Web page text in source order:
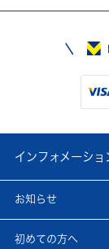
インフォメーショ
お知らせ
初めての方へ